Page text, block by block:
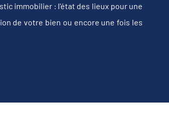
immobilier : l'état des lieux pour une
de votre bien ou encore une fois les